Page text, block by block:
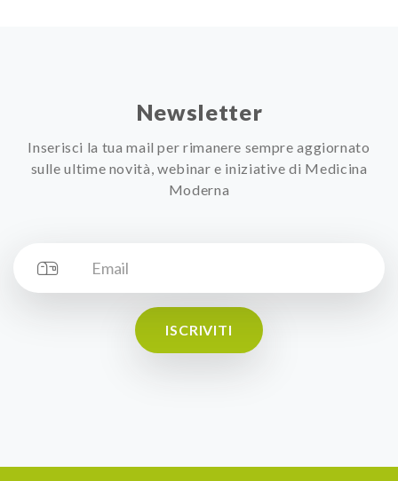
Newsletter
Inserisci la tua mail per rimanere sempre aggiornato
sulle ultime novità, webinar e iniziative di Medicina
Moderna
ISCRIVITI